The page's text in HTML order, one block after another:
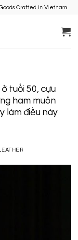
Crafted in Vietnam
tuổi 50, cựu
ham muốn
làm điều này